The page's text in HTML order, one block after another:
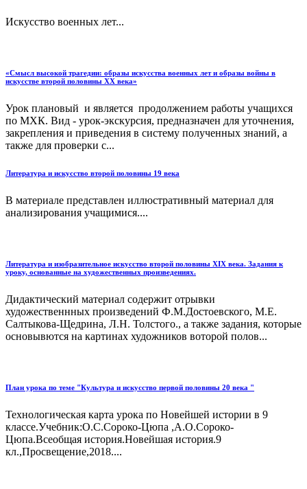
Искусство военных лет...
«Смысл высокой трагедии: образы искусства военных лет и образы войны в
искусстве второй половины XX века»
Урок плановый и является продолжением работы учащихся
по МХК. Вид - урок-экскурсия, предназначен для уточнения,
закрепления и приведения в систему полученных знаний, а
также для проверки с...
Литература и искусство второй половины 19 века
В материале представлен иллюстративный материал для
анализирования учащимися....
Литература и изобразительное искусство второй половины XIX века. Задания к
уроку, основанные на художественных произведениях.
Дидактический материал содержит отрывки
художественнных произведений Ф.М.Достоевского, М.Е.
Салтыкова-Щедрина, Л.Н. Толстого., а также задания, которые
основывются на картинах художников воторой полов...
План урока по теме "Культура и искусство первой половины 20 века "
Технологическая карта урока по Новейшей истории в 9
классе.Учебник:О.С.Сороко-Цюпа ,А.О.Сороко-
Цюпа.Всеобщая история.Новейшая история.9
кл.,Просвещение,2018....